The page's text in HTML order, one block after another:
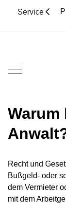
Service
Mobile Menu
Warum
Recht und
Bußgeld- oder
dem Vermieter
mit dem